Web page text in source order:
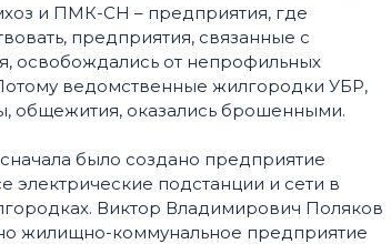
и ПМК-СН – предприятия, где
предприятия, связанные с
освобождались от непрофильных
ведомственные жилгородки УБР,
общежития, оказались брошенными.
было создано предприятие
электрические подстанции и сети в
Виктор Владимирович Поляков
жилищно-коммунальное предприятие